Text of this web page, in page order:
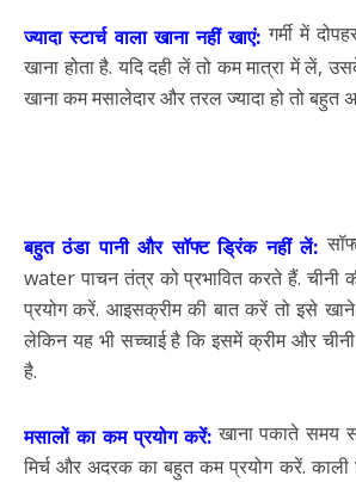
ज्यादा स्टार्च वाला खाना नहीं खाएं: गर्मी में
खाना होता है. यदि दही लें तो कम मात्रा में लें,
खाना कम मसालेदार और तरल ज्यादा हो तो बहुत
बहुत ठंडा पानी और सॉफ्ट ड्रिंक नहीं लें:
water पाचन तंत्र को प्रभावित करते हैं. चीनी
प्रयोग करें. आइसक्रीम की बात करें तो इसे
लेकिन यह भी सच्चाई है कि इसमें क्रीम और चीनी
है.
मसालों का कम प्रयोग करें:खाना पकाते समय
मिर्च और अदरक का बहुत कम प्रयोग करें. काली